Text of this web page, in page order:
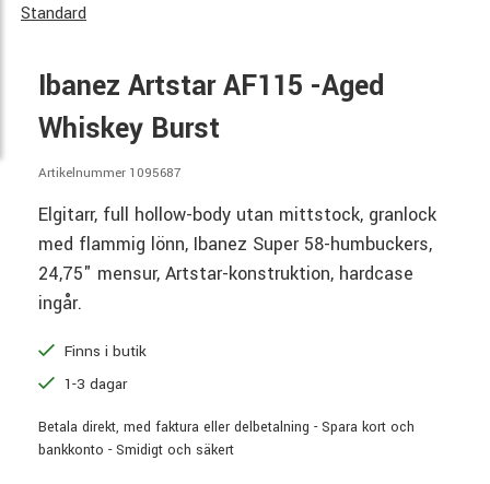
Standard
Ibanez Artstar AF115 -Aged
Whiskey Burst
Artikelnummer 1095687
Elgitarr, full hollow-body utan mittstock, granlock
med flammig lönn, Ibanez Super 58-humbuckers,
24,75" mensur, Artstar-konstruktion, hardcase
ingår.
Finns i butik
1-3 dagar
Betala direkt, med faktura eller delbetalning - Spara kort och
bankkonto - Smidigt och säkert